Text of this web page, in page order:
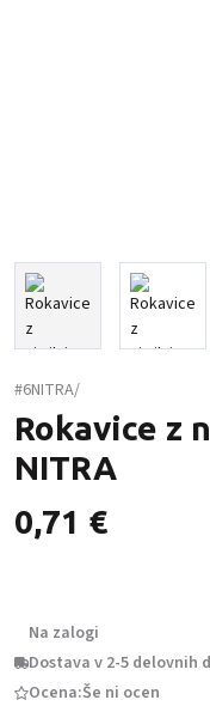
#6NITRA/
Rokavice z
NITRA
0,71 €
Na zalogi
Dostava v 2-5 delovnih
Ocena:Še ni ocen